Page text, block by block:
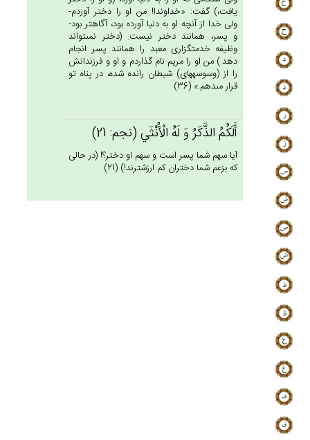
يافت،) گفت: «خداوندا! من او را دختر آوردم-
ولى خدا از آنچه او به دنيا آورده بود، آگاهتر بود-
و پسر، همانند دختر نيست. (دختر نمى‏تواند
وظيفه خدمتگزارى معبد را همانند پسر انجام
دهد.) من او را مريم نام گذاردم و او و فرزندانش
را از (وسوسه‏هاى) شيطان رانده شده، در پناه تو
قرار مى‏دهم.» (36)
أَلَكُم‌ُ الذَّكَرُ وَ لَه‌ُ الْأُنْثَي‌ (نجم: 21)
آيا سهم شما پسر است و سهم او دختر؟! (در حالى
كه بزعم شما دختران كم ارزش‏ترند!) (21)